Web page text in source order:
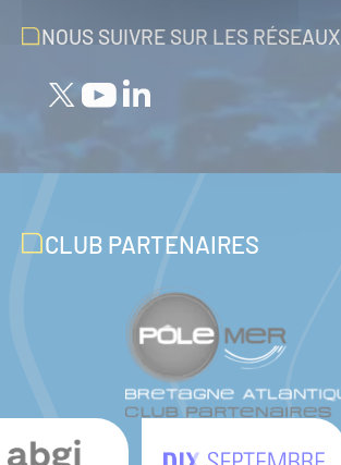
NOUS SUIVRE SUR LES RÉSEAUX
CLUB PARTENAIRES